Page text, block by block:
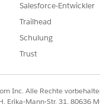
die für
die
dass sie mit
Sie können
Salesforce-Entwickler
Trailhead
Schulung
Trust
Inc. Alle Rechte
Erika-Mann-Str. 31, 80636